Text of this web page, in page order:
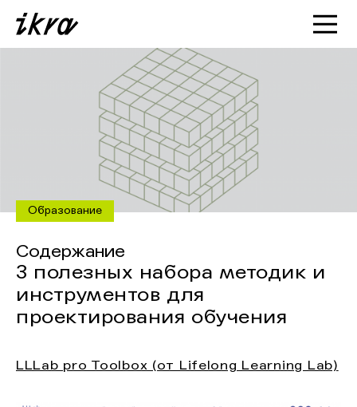
Познакомиться с ИКРОЙ
Статьи
Кейсы
О нас
Образование
Содержание
3 полезных набора методик и
инструментов для
проектирования обучения
LLLab pro Toolbox (от Lifelong Learning Lab)